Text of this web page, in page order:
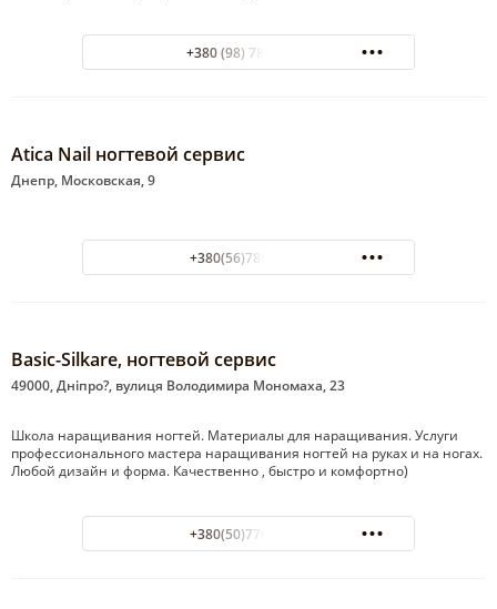
+380 (98) 783-78-91
Atica Nail ногтевой сервис
Днепр, Московская, 9
+380(56)789-38-71
Basic-Silkare, ногтевой сервис
49000, Дніпро?, вулиця Володимира Мономаха, 23
Школа наращивания ногтей. Материалы для наращивания. Услуги
профессионального мастера наращивания ногтей на руках и на ногах.
Любой дизайн и форма. Качественно , быстро и комфортно)
+380(50)776-81-05